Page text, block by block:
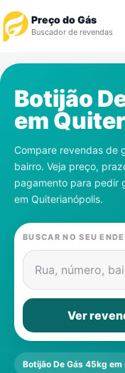
Preço do Gás
Buscador de revendas
Revendedor
Notícias
Cadastre-se
Gás
Contatos
Botijão
em
Compare revendas de
bairro. Veja preço,
pagamento para pedir
em Quiterianópolis.
BUSCAR NO SEU
Rua, número,
Ver
Botijão De Gás 45kg